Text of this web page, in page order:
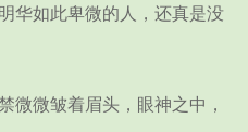
如此卑微的人，还真是没
微皱着眉头，眼神之中，